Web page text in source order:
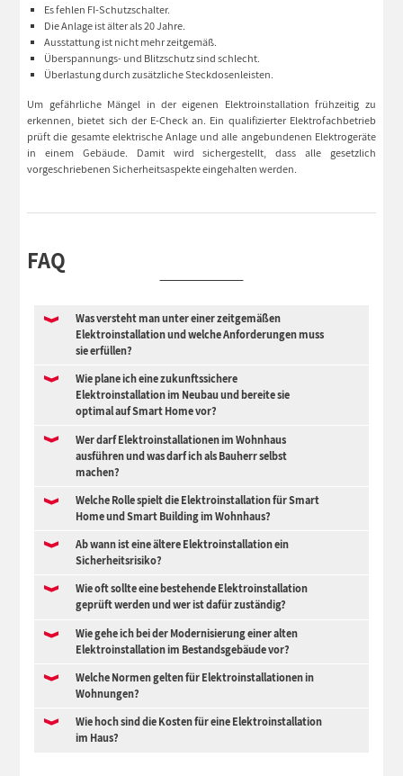
Es fehlen FI-Schutzschalter.
Die Anlage ist älter als 20 Jahre.
Ausstattung ist nicht mehr zeitgemäß.
Überspannungs- und Blitzschutz sind schlecht.
Überlastung durch zusätzliche Steckdosenleisten.
Um gefährliche Mängel in der eigenen Elektroinstallation frühzeitig zu
erkennen, bietet sich der E-Check an. Ein qualifizierter Elektrofachbetrieb
prüft die gesamte elektrische Anlage und alle angebundenen Elektrogeräte
in einem Gebäude. Damit wird sichergestellt, dass alle gesetzlich
vorgeschriebenen Sicherheitsaspekte eingehalten werden.
FAQ
Was versteht man unter einer zeitgemäßen
Elektroinstallation und welche Anforderungen muss
sie erfüllen?
Wie plane ich eine zukunftssichere
Elektroinstallation im Neubau und bereite sie
optimal auf Smart Home vor?
Wer darf Elektroinstallationen im Wohnhaus
ausführen und was darf ich als Bauherr selbst
machen?
Welche Rolle spielt die Elektroinstallation für Smart
Home und Smart Building im Wohnhaus?
Ab wann ist eine ältere Elektroinstallation ein
Sicherheitsrisiko?
Wie oft sollte eine bestehende Elektroinstallation
geprüft werden und wer ist dafür zuständig?
Wie gehe ich bei der Modernisierung einer alten
Elektroinstallation im Bestandsgebäude vor?
Welche Normen gelten für Elektroinstallationen in
Wohnungen?
Wie hoch sind die Kosten für eine Elektroinstallation
im Haus?